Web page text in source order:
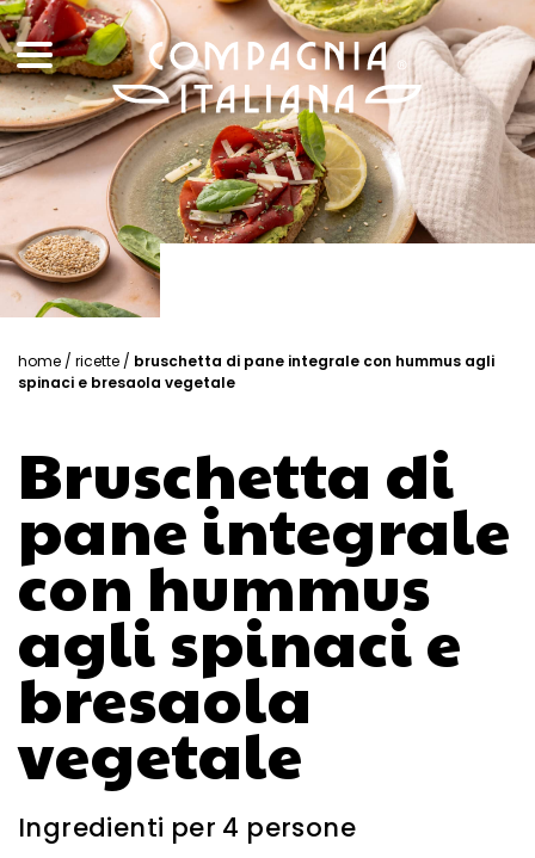
home / ricette / bruschetta di pane integrale con hummus agli
spinaci e bresaola vegetale
Bruschetta di
pane integrale
con hummus
agli spinaci e
bresaola
vegetale
Ingredienti per 4 persone